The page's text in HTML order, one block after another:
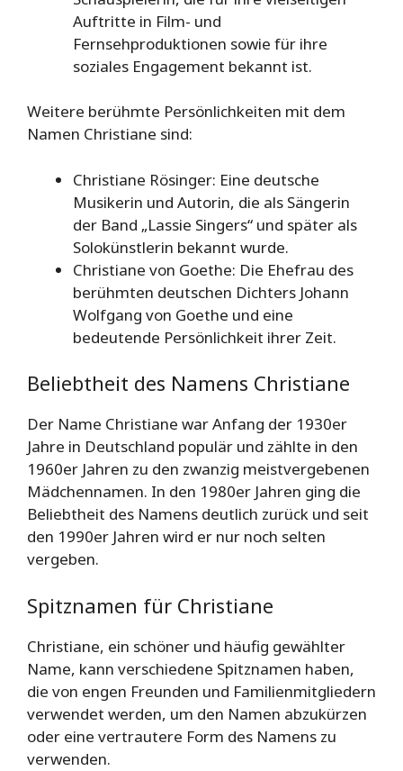
Auftritte in Film- und
Fernsehproduktionen sowie für ihre
soziales Engagement bekannt ist.
Weitere berühmte Persönlichkeiten mit dem
Namen Christiane sind:
Christiane Rösinger: Eine deutsche
Musikerin und Autorin, die als Sängerin
der Band „Lassie Singers“ und später als
Solokünstlerin bekannt wurde.
Christiane von Goethe: Die Ehefrau des
berühmten deutschen Dichters Johann
Wolfgang von Goethe und eine
bedeutende Persönlichkeit ihrer Zeit.
Beliebtheit des Namens Christiane
Der Name Christiane war Anfang der 1930er
Jahre in Deutschland populär und zählte in den
1960er Jahren zu den zwanzig meistvergebenen
Mädchennamen. In den 1980er Jahren ging die
Beliebtheit des Namens deutlich zurück und seit
den 1990er Jahren wird er nur noch selten
vergeben.
Spitznamen für Christiane
Christiane, ein schöner und häufig gewählter
Name, kann verschiedene Spitznamen haben,
die von engen Freunden und Familienmitgliedern
verwendet werden, um den Namen abzukürzen
oder eine vertrautere Form des Namens zu
verwenden.